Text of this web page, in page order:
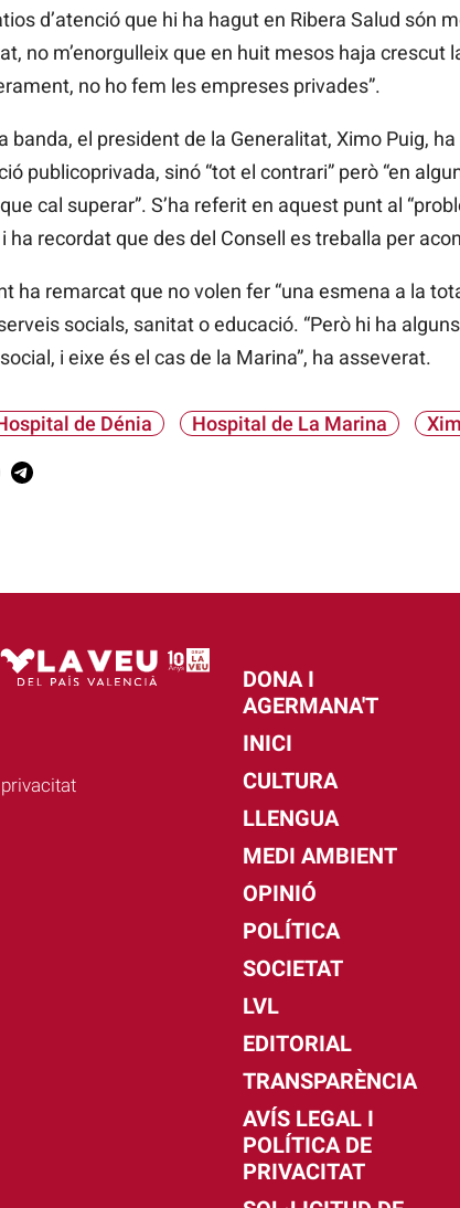
d’atenció que hi ha hagut en Ribera Salud són
no m’enorgulleix que en huit mesos haja crescut
no ho fem les empreses privades”.
banda, el president de la Generalitat, Ximo Puig,
publicoprivada, sinó “tot el contrari” però “en
cal superar”. S’ha referit en aquest punt al
ha recordat que des del Consell es treballa per
ha remarcat que no volen fer “una esmena a la
socials, sanitat o educació. “Però hi ha
i eixe és el cas de la Marina”, ha asseverat.
de Dénia Hospital de La Marina
DONA I
AGERMANA'T
INICI
CULTURA
LLENGUA
MEDI AMBIENT
OPINIÓ
POLÍTICA
SOCIETAT
LVL
EDITORIAL
TRANSPARÈNCIA
AVÍS LEGAL I
POLÍTICA DE
PRIVACITAT